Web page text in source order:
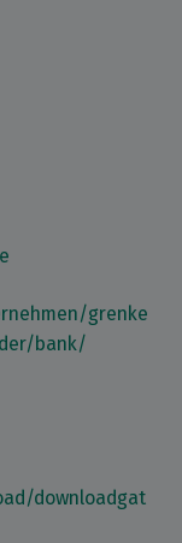
grenke
bank/
downloadgat